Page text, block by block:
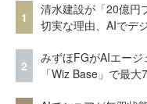
1
清水建設が「20億円
切実な理由、AIでデ
2
みずほFGがAIエー
「Wiz Base」で最